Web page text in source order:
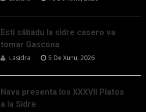
Esti sábadu la sidre casero va
tomar Gascona
Lasidra 5 De Xunu, 2026
Nava presenta los XXXVII Platos
a la Sidre